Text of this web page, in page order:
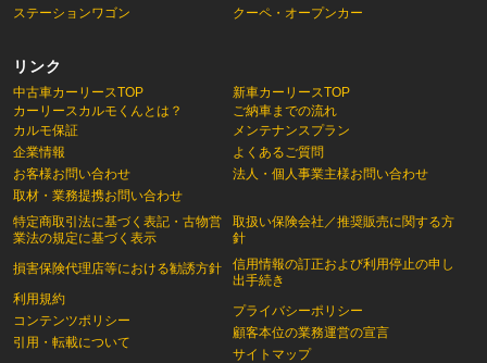
ステーションワゴン
クーペ・オープンカー
リンク
中古車カーリースTOP
カーリースカルモくんとは？
新車カーリースTOP
ご納車までの流れ
カルモ保証
企業情報
お客様お問い合わせ
取材・業務提携お問い合わせ
特定商取引法に基づく表記・古物営
業法の規定に基づく表示
損害保険代理店等における勧誘方針
利用規約
コンテンツポリシー
引用・転載について
メンテナンスプラン
よくあるご質問
法人・個人事業主様お問い合わせ
取扱い保険会社／推奨販売に関する方
針
信用情報の訂正および利用停止の申し
出手続き
プライバシーポリシー
顧客本位の業務運営の宣言
サイトマップ